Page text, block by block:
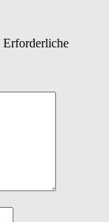
Erforderliche